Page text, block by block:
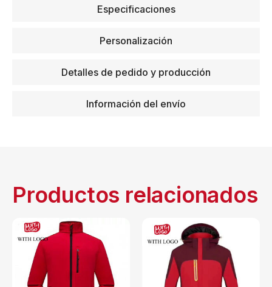
Especificaciones
Personalización
Detalles de pedido y producción
Información del envío
Productos relacionados